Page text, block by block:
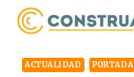
Saltar
ACTUALIDAD PORTADA